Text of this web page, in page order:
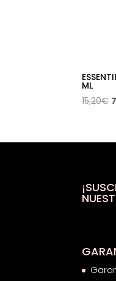
ML
15,20€ El